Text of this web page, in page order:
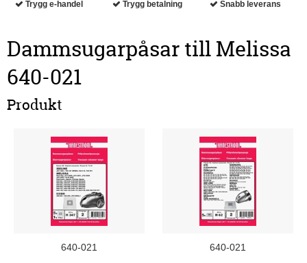
Trygg e-handel Trygg betalning Snabb leverans
Dammsugarpåsar till Melissa
640-021
Produkt
640-021 640-021